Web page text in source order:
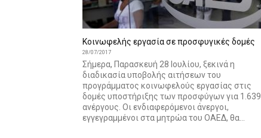
Κοινωφελής εργασία σε προσφυγικές δομές
28/07/2017
Σήμερα, Παρασκευή 28 Ιουλίου, ξεκινά η
διαδικασία υποβολής αιτήσεων του
προγράμματος κοινωφελούς εργασίας στις
δομές υποστήριξης των προσφύγων για 1.639
ανέργους. Οι ενδιαφερόμενοι άνεργοι,
εγγεγραμμένοι στα μητρώα του ΟΑΕΔ, θα...